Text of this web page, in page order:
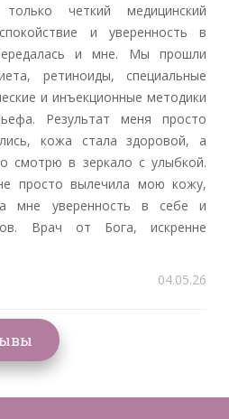
четкий медицинский
и уверенность в
и мне. Мы прошли
ретиноиды, специальные
и инъекционные методики
Результат меня просто
кожа стала здоровой, а
смотрю в зеркало с улыбкой.
просто вылечила мою кожу,
мне уверенность в себе и
Врач от Бога, искренне
04.05.26